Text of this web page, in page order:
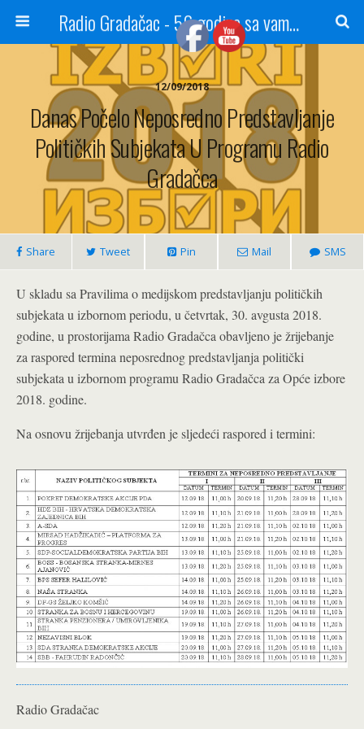
Radio Gradačac - 56 godina sa vama...
12/09/2018
Danas Počelo Neposredno Predstavljanje
Političkih Subjekata U Programu Radio
Gradačca
Share Tweet Pin Mail SMS
U skladu sa Pravilima o medijskom predstavljanju političkih
subjekata u izbornom periodu, u četvrtak, 30. avgusta 2018.
godine, u prostorijama Radio Gradačca obavljeno je žrijebanje
za raspored termina neposrednog predstavljanja politički
subjekata u izbornom programu Radio Gradačca za Opće izbore
2018. godine.
Na osnovu žrijebanja utvrđen je sljedeći raspored i termini:
Radio Gradačac